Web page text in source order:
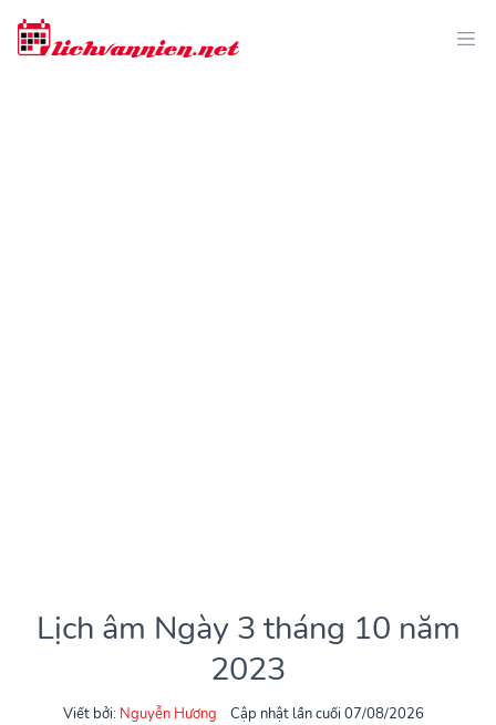
Lịch âm Ngày 3 tháng 10 năm
2023
Viết bởi: Nguyễn Hương
Cập nhật lần cuối 07/08/2026